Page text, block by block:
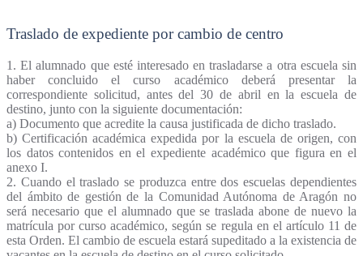
Traslado de expediente por cambio de centro
1. El alumnado que esté interesado en trasladarse a otra escuela sin
haber concluido el curso académico deberá presentar la
correspondiente solicitud, antes del 30 de abril en la escuela de
destino, junto con la siguiente documentación:
a) Documento que acredite la causa justificada de dicho traslado.
b) Certificación académica expedida por la escuela de origen, con
los datos contenidos en el expediente académico que figura en el
anexo I.
2. Cuando el traslado se produzca entre dos escuelas dependientes
del ámbito de gestión de la Comunidad Autónoma de Aragón no
será necesario que el alumnado que se traslada abone de nuevo la
matrícula por curso académico, según se regula en el artículo 11 de
esta Orden. El cambio de escuela estará supeditado a la existencia de